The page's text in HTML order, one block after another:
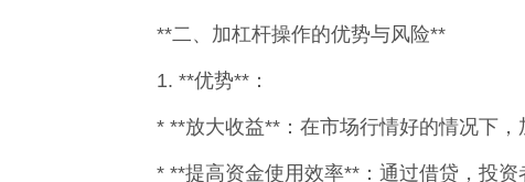
**二、加杠杆操作的优势与风险**
1. **优势**：
* **放大收益**：在市场行情好的情况下，
* **提高资金使用效率**：通过借贷，投